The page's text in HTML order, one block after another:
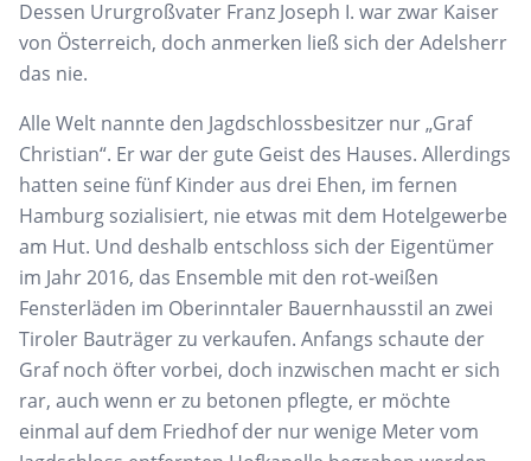
Dessen Ururgroßvater Franz Joseph I. war zwar Kaiser
von Österreich, doch anmerken ließ sich derAdelsherr
das nie.
Alle Welt nannte den Jagdschlossbesitzer nur „Graf
Christian“. Er war der gute Geist des Hauses. Allerdings
hatten seine fünf Kinder aus drei Ehen, im fernen
Hamburg sozialisiert, nie etwas mit dem Hotelgewerbe
am Hut. Und deshalb entschloss sich der Eigentümer
im Jahr 2016, das Ensemble mit den rot-weißen
Fensterläden im Oberinntaler Bauernhausstil an zwei
Tiroler Bauträger zu verkaufen. Anfangs schaute der
Graf noch öfter vorbei, doch inzwischen macht er sich
rar, auch wenn erzu betonen pflegte, er möchte
einmal auf dem Friedhof der nur wenige Meter vom